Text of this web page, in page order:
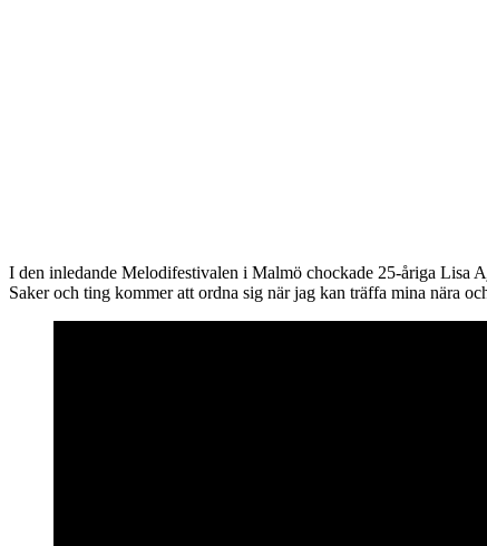
I den inledande Melodifestivalen i Malmö chockade 25-åriga Lisa
Saker och ting kommer att ordna sig när jag kan träffa mina nära